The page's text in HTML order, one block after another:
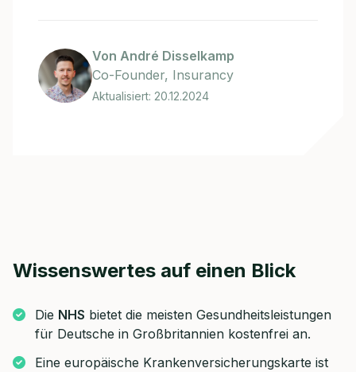
Von André Disselkamp
Co-Founder, Insurancy
Aktualisiert: 20.12.2024
Wissenswertes auf einen Blick
Die NHS bietet die meisten Gesundheitsleistungen
für Deutsche in Großbritannien kostenfrei an.
Eine europäische Krankenversicherungskarte ist